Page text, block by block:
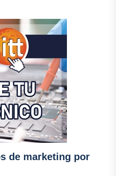
de marketing por